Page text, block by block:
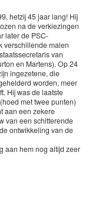
hetzij 45 jaar lang! Hij
na de verkiezingen
later de PSC-
verschillende malen
van
en Martens). Op 24
ingezetene, die
worden, meer
Hij was de laatste
met twee punten)
aan een zekere
van een schitterende
ontwikkeling van de
aan hem nog altijd zeer